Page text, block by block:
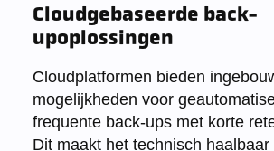
Cloudgebaseerde back-
upoplossingen
Cloudplatformen bieden
mogelijkheden voor
frequente back-ups met korte
Dit maakt het technisch